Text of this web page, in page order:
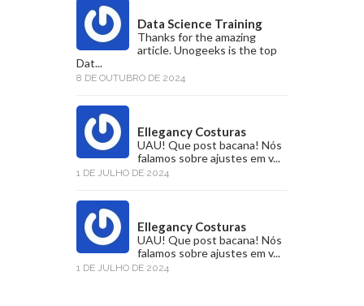
Data Science Training
Thanks for the amazing
article. Unogeeks is the top
Dat...
8 DE OUTUBRO DE 2024
Ellegancy Costuras
UAU! Que post bacana! Nós
falamos sobre ajustes em v...
1 DE JULHO DE 2024
Ellegancy Costuras
UAU! Que post bacana! Nós
falamos sobre ajustes em v...
1 DE JULHO DE 2024